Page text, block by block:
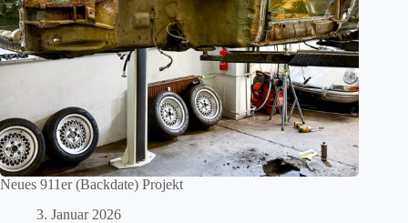
Neues 911er (Backdate) Projekt
3. Januar 2026